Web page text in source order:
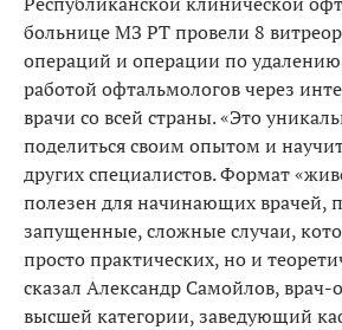
больнице МЗ РТ провели 8
операций и операции по удалению
работой офтальмологов через
врачи со всей страны. «Это
поделиться своим опытом и
других специалистов. Формат
полезен для начинающих врачей,
запущенные, сложные случаи,
просто практических, но и
сказал Александр Самойлов,
высшей категории, заведующий